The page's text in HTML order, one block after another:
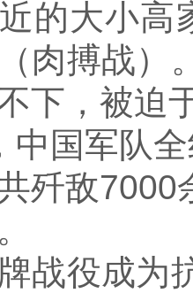
的大小高
肉搏战）
下，被迫
中国军队
歼敌7000
役成为抗